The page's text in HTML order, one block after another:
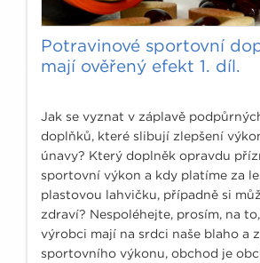
Potravinové sportovní
mají ověřený efekt 1. díl.
Jak se vyznat v záplavě
doplňků, které slibují zlepšení
únavy? Který doplněk opravdu
sportovní výkon a kdy platíme za
plastovou lahvičku, případně si
zdraví? Nespoléhejte, prosím, na
výrobci mají na srdci naše blaho a
sportovního výkonu, obchod je